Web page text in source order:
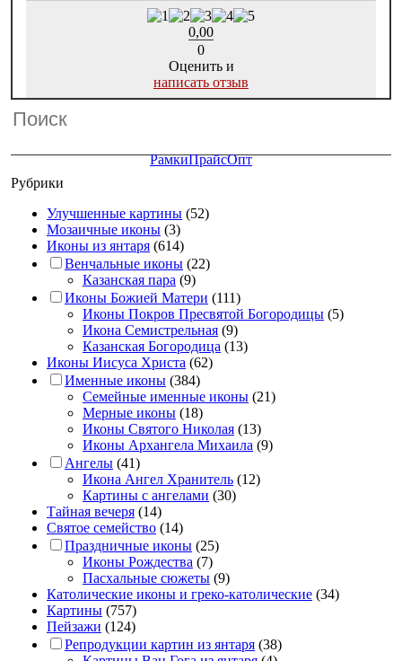
0,00
0
Оценить и
написать отзыв
РамкиПрайсОпт
Рубрики
Улучшенные картины (52)
Мозаичные иконы (3)
Иконы из янтаря (614)
Венчальные иконы (22)
Казанская пара (9)
Иконы Божией Матери (111)
Иконы Покров Пресвятой Богородицы (5)
Икона Семистрельная (9)
Казанская Богородица (13)
Иконы Иисуса Христа (62)
Именные иконы (384)
Семейные именные иконы (21)
Мерные иконы (18)
Иконы Святого Николая (13)
Иконы Архангела Михаила (9)
Ангелы (41)
Икона Ангел Хранитель (12)
Картины с ангелами (30)
Тайная вечеря (14)
Святое семейство (14)
Праздничные иконы (25)
Иконы Рождества (7)
Пасхальные сюжеты (9)
Католические иконы и греко-католические (34)
Картины (757)
Пейзажи (124)
Репродукции картин из янтаря (38)